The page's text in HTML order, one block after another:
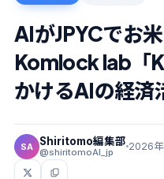
AIがJPYCでお
Komlock lab「
かけるAIの経済
SA Shiritomo編集部
@shiritomoAI_jp 2026